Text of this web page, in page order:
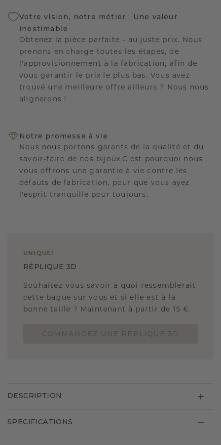
Votre vision, notre métier : Une valeur
inestimable
Obtenez la pièce parfaite - au juste prix. Nous
prenons en charge toutes les étapes, de
l'approvisionnement à la fabrication, afin de
vous garantir le prix le plus bas. Vous avez
trouvé une meilleure offre ailleurs ? Nous nous
alignerons !
Notre promesse à vie
Nous nous portons garants de la qualité et du
savoir-faire de nos bijoux.C'est pourquoi nous
vous offrons une garantie à vie contre les
défauts de fabrication, pour que vous ayez
l'esprit tranquille pour toujours.
UNIQUE !
RÉPLIQUE 3D
Souhaitez-vous savoir à quoi ressemblerait
cette bague sur vous et si elle est à la
bonne taille ? Maintenant à partir de 15 €.
DESCRIPTION
SPECIFICATIONS